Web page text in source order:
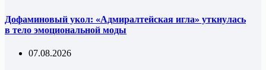
Дофаминовый укол: «Адмиралтейская игла» уткнулась
в тело эмоциональной моды
07.08.2026